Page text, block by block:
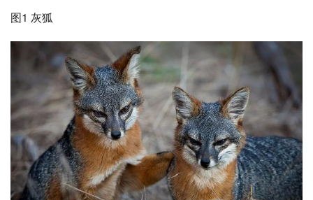
图1 灰狐